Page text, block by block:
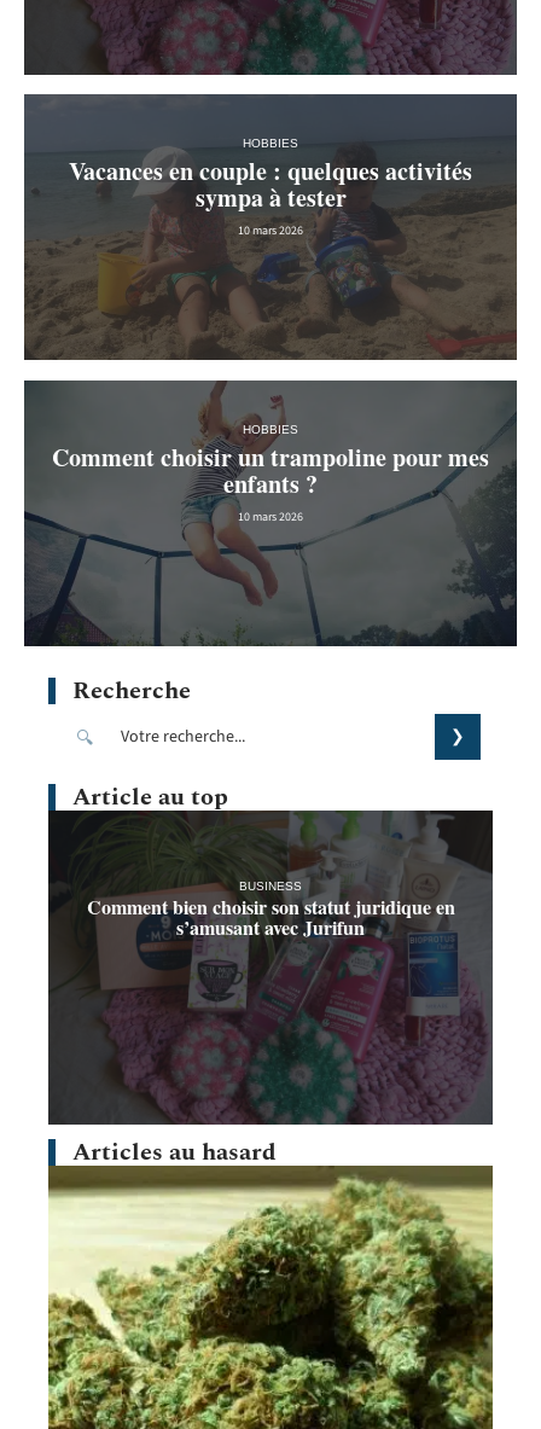
HOBBIES
Vacances en couple : quelques activités
sympa à tester
10 mars 2026
HOBBIES
Comment choisir un trampoline pour mes
enfants ?
10 mars 2026
Recherche
Article au top
BUSINESS
Comment bien choisir son statut juridique en
s’amusant avec Jurifun
Articles au hasard